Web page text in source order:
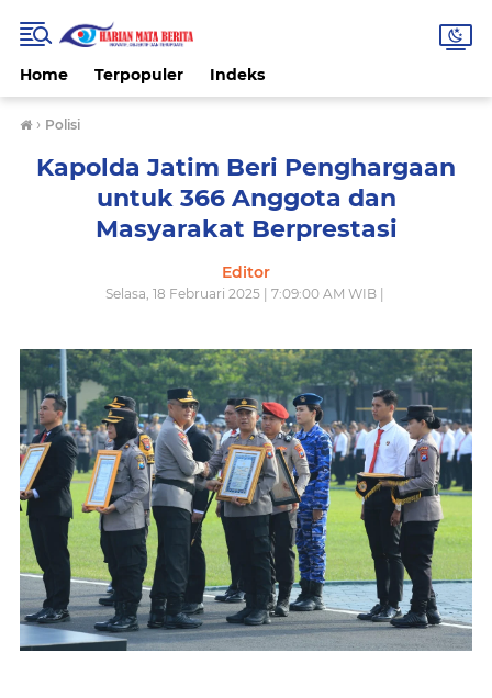
Home Terpopuler Indeks
› Polisi
Kapolda Jatim Beri Penghargaan
untuk 366 Anggota dan
Masyarakat Berprestasi
Editor
Selasa, 18 Februari 2025 | 7:09:00 AM WIB |